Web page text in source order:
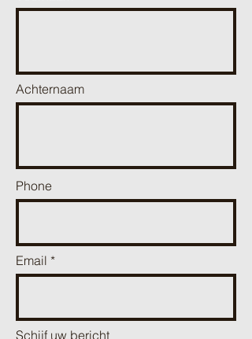
Achternaam
Phone
Email
Schijf uw bericht